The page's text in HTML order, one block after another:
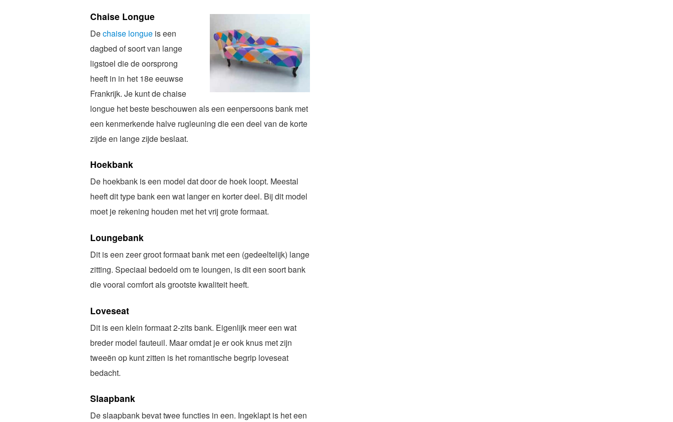
Chaise Longue
Dechaise longue is een
dagbed of soort van lange
ligstoel die de oorsprong
heeft in in het 18e eeuwse
Frankrijk. Je kunt de chaise
longue het beste beschouwen als een eenpersoons bank met
een kenmerkende halve rugleuning die een deel van de korte
zijde en lange zijde beslaat.
Hoekbank
De hoekbank is een model dat door de hoek loopt. Meestal
heeft dit type bank een wat langer en korter deel. Bij dit model
moet je rekening houden met het vrij grote formaat.
Loungebank
Dit is een zeer groot formaat bank met een (gedeeltelijk) lange
zitting. Speciaal bedoeld om te loungen, is dit een soort bank
die vooral comfort als grootste kwaliteit heeft.
Loveseat
Dit is een klein formaat 2-zits bank. Eigenlijk meer een wat
breder model fauteuil. Maar omdat je er ook knus met zijn
tweeën op kunt zitten is het romantische begrip loveseat
bedacht.
Slaapbank
De slaapbank bevat twee functies in een. Ingeklapt is het een